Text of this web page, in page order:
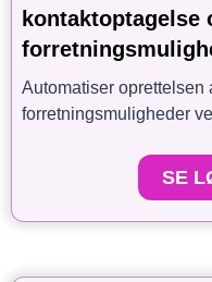
kontaktoptagelse
Automatiser oprettelsen
forretningsmuligheder
SE